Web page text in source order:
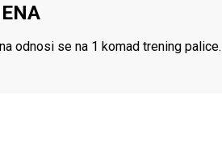
odnosi se na 1 komad trening palice.